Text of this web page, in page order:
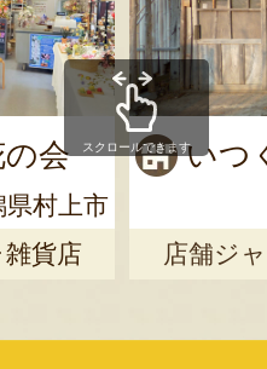
会
県村上市
貨店
いつ
店舗ジ
スクロールできます